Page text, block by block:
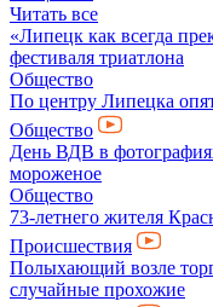
Читать все
«Липецк как всегда
фестиваля триатлона
Общество
По центру Липецка
Общество
День ВДВ в
мороженое
Общество
73-летнего жителя
Происшествия
Полыхающий возле
случайные прохожие